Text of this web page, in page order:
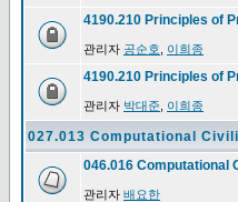
4190.210 Principles of
관리자 공순호 이희종
4190.210 Principles of
관리자 박대준 이희종
027.013 Computational
046.016 Computational
관리자 배요한